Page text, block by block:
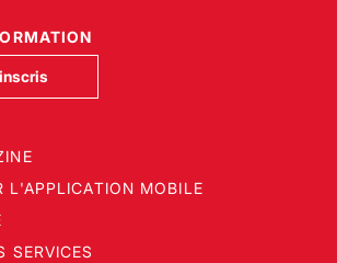
L'APPLICATION MOBILE
SERVICES